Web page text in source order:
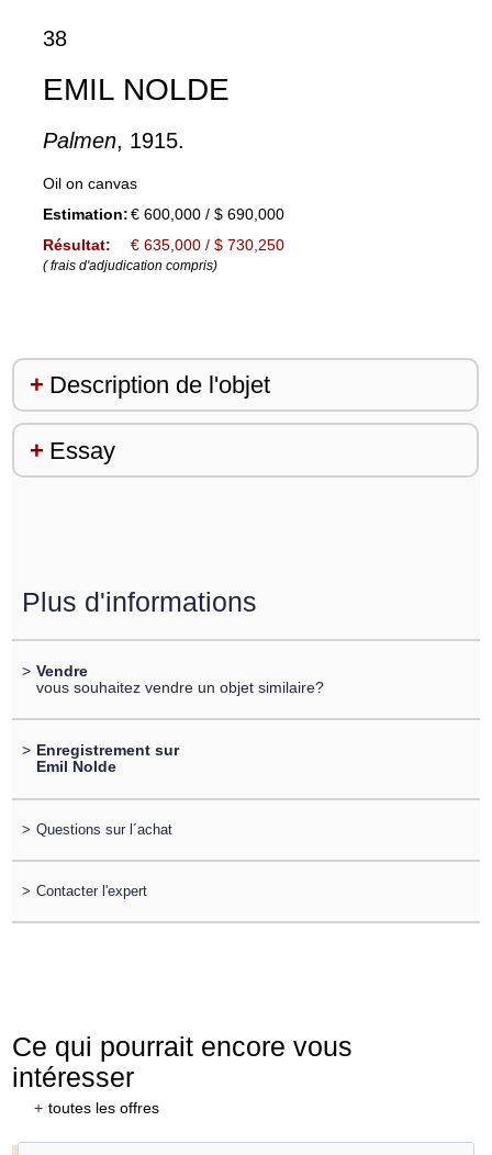
38
EMIL NOLDE
Palmen, 1915.
Oil on canvas
Estimation:€ 600,000 / $ 690,000
Résultat:
€ 635,000 / $ 730,250
( frais d'adjudication compris)
Description de l'objet
Essay
Plus d'informations
> Vendre
vous souhaitez vendre un objet similaire?
> Enregistrement sur
Emil Nolde
> Questions sur l´achat
> Contacter l'expert
Ce qui pourrait encore vous
intéresser
+ toutes les offres